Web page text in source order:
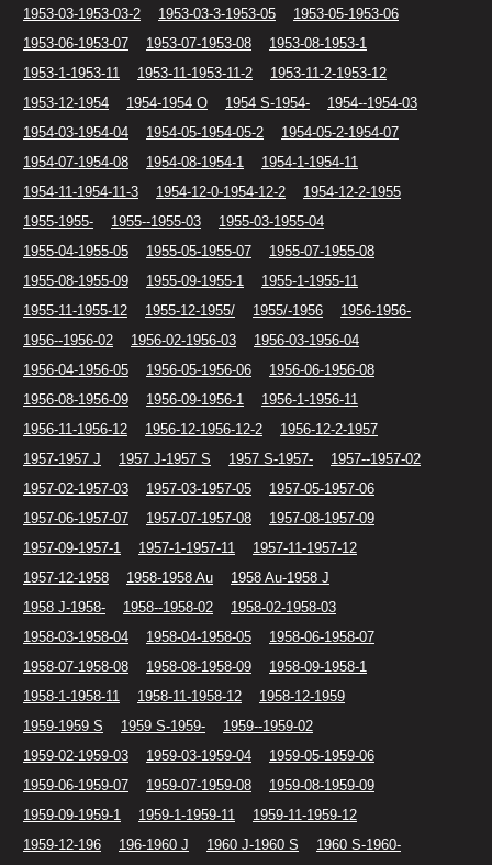
1953-03-1953-03-2 1953-03-3-1953-05
1953-05-1953-06
1953-06-1953-07
1953-07-1953-08
1953-08-1953-1
1953-1-1953-11
1953-11-1953-11-2
1953-11-2-1953-12
1953-12-1954
1954-1954 O 1954 S-1954-
1954--1954-03
1954-03-1954-04
1954-05-1954-05-2
1954-05-2-1954-07
1954-07-1954-08
1954-08-1954-1
1954-1-1954-11
1954-11-1954-11-3
1954-12-0-1954-12-2
1954-12-2-1955
1955-1955-
1955--1955-03
1955-03-1955-04
1955-04-1955-05
1955-05-1955-07
1955-07-1955-08
1955-08-1955-09
1955-09-1955-1
1955-1-1955-11
1955-11-1955-12
1955-12-1955/ 1955/-1956
1956-1956-
1956--1956-02
1956-02-1956-03
1956-03-1956-04
1956-04-1956-05
1956-05-1956-06
1956-06-1956-08
1956-08-1956-09
1956-09-1956-1
1956-1-1956-11
1956-11-1956-12
1956-12-1956-12-2
1956-12-2-1957
1957-1957 J
1957 J-1957 S 1957 S-1957-
1957--1957-02
1957-02-1957-03
1957-03-1957-05
1957-05-1957-06
1957-06-1957-07
1957-07-1957-08
1957-08-1957-09
1957-09-1957-1
1957-1-1957-11
1957-11-1957-12
1957-12-1958
1958-1958 Au
1958 Au-1958 J
1958 J-1958-
1958--1958-02
1958-02-1958-03
1958-03-1958-04
1958-04-1958-05
1958-06-1958-07
1958-07-1958-08
1958-08-1958-09
1958-09-1958-1
1958-1-1958-11
1958-11-1958-12
1958-12-1959
1959-1959 S
1959 S-1959-
1959--1959-02
1959-02-1959-03
1959-03-1959-04
1959-05-1959-06
1959-06-1959-07
1959-07-1959-08
1959-08-1959-09
1959-09-1959-1
1959-1-1959-11
1959-11-1959-12
1959-12-196
196-1960 J 1960 J-1960 S
1960 S-1960-